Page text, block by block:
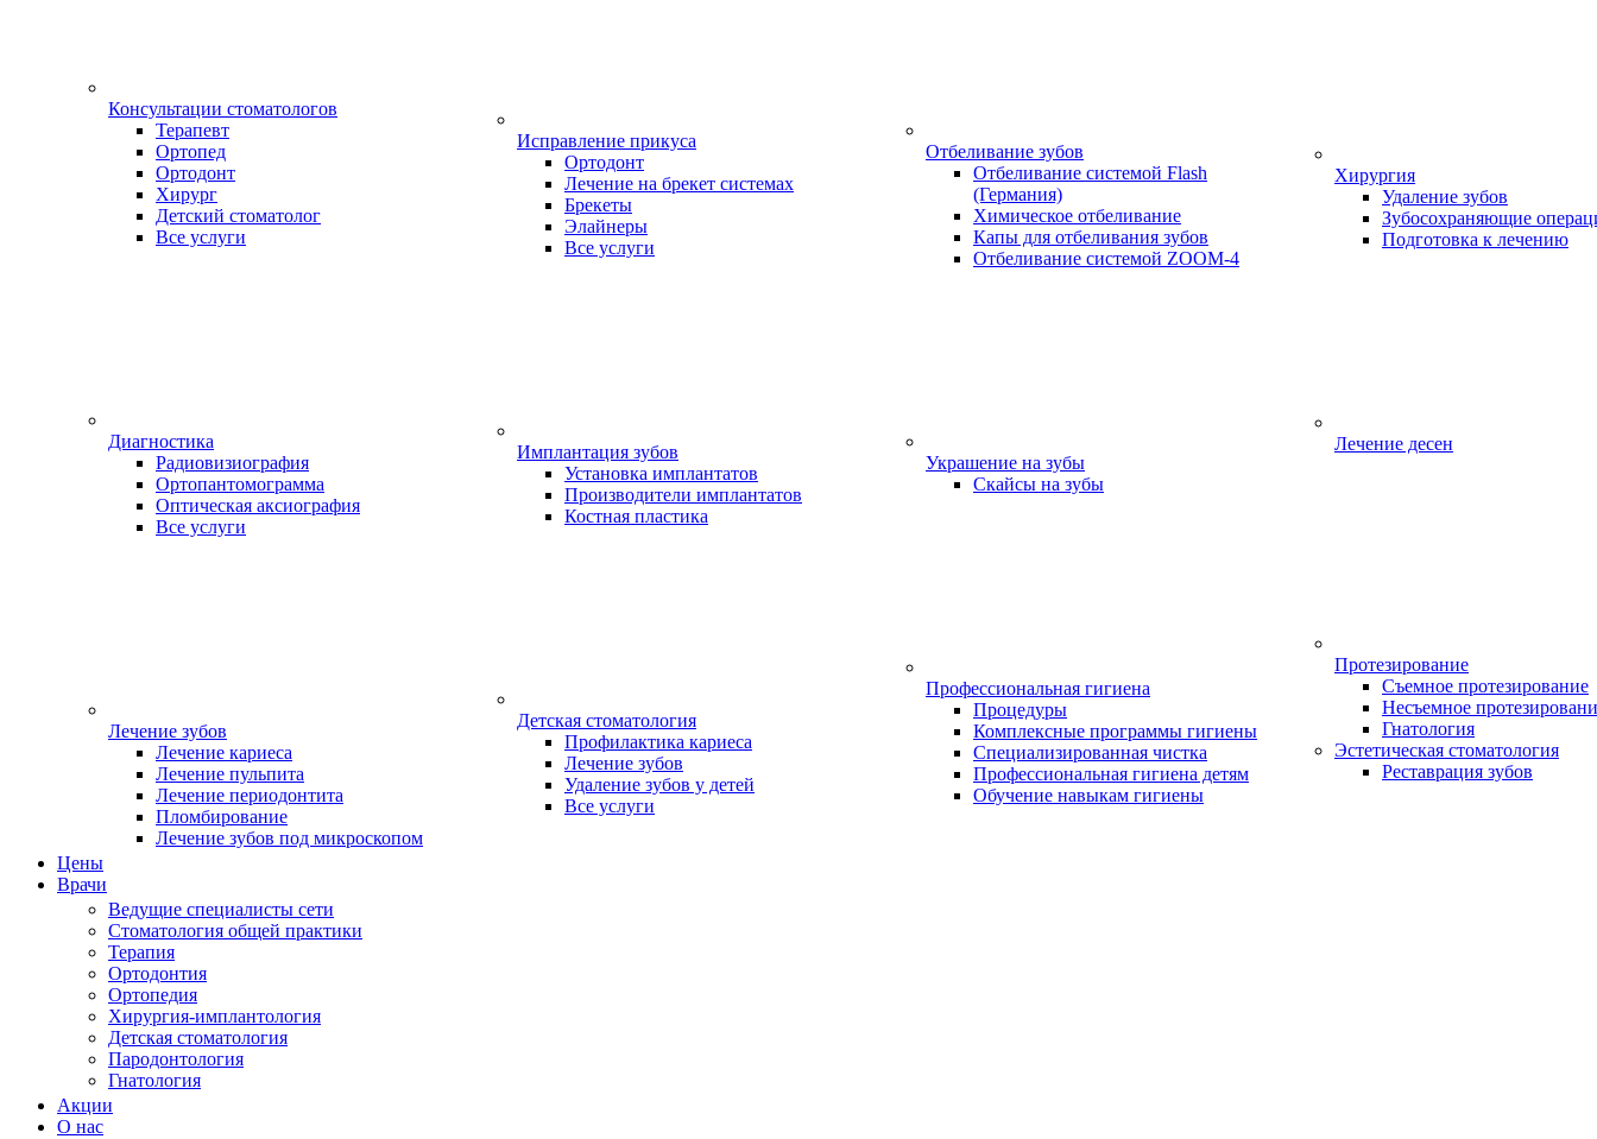
Консультации стоматологов
Терапевт
Ортопед
Ортодонт
Хирург
Детский стоматолог
Все услуги
Диагностика
Радиовизиография
Ортопантомограмма
Оптическая аксиография
Все услуги
Лечение зубов
Лечение кариеса
Лечение пульпита
Лечение периодонтита
Пломбирование
Лечение зубов под микроскопом
Исправление прикуса
Ортодонт
Лечение на брекет системах
Брекеты
Элайнеры
Все услуги
Имплантация зубов
Установка имплантатов
Производители имплантатов
Костная пластика
Детская стоматология
Профилактика кариеса
Лечение зубов
Удаление зубов у детей
Все услуги
Отбеливание зубов
Отбеливание системой Flash
(Германия)
Химическое отбеливание
Капы для отбеливания зубов
Отбеливание системой ZOOM-4
Украшение на зубы
Скайсы на зубы
Профессиональная гигиена
Процедуры
Комплексные программы гигиены
Специализированная чистка
Профессиональная гигиена детям
Обучение навыкам гигиены
Хирургия
Удаление зубов
Зубосохраняющие
Подготовка к лечению
Лечение десен
Протезирование
Съемное протезирование
Несъемное
Гнатология
Эстетическая стоматология
Реставрация зубов
Цены
Врачи
Ведущие специалисты сети
Стоматология общей практики
Терапия
Ортодонтия
Ортопедия
Хирургия-имплантология
Детская стоматология
Пародонтология
Гнатология
Акции
О нас